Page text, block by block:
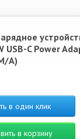
USB-C Power
A)
в один клик
в корзину